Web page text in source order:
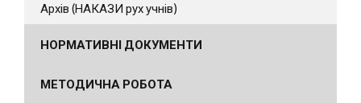
Архів (НАКАЗИ рух учнів)
НОРМАТИВНІ ДОКУМЕНТИ
МЕТОДИЧНА РОБОТА